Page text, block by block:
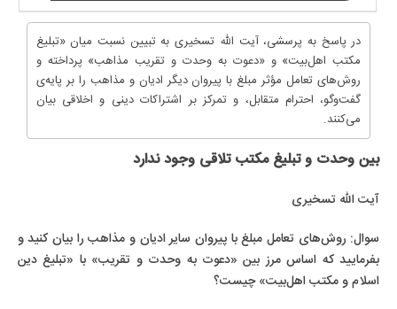
در پاسخ به پرسشی، آیت الله تسخیری به تبیین نسبت میان «تبلیغ
مکتب اهل‌بیت» و «دعوت به وحدت و تقریب مذاهب» پرداخته و
روش‌های تعامل مؤثر مبلغ با پیروان دیگر ادیان و مذاهب را بر پایه‌ی
گفت‌وگو، احترام متقابل، و تمرکز بر اشتراکات دینی و اخلاقی بیان
می‌کنند.
بین وحدت و تبلیغ مکتب تلاقی وجود ندارد
آیت الله تسخیری
سوال: روش‌های تعامل مبلغ با پیروان سایر ادیان و مذاهب را بیان کنید و
بفرمایید که اساس مرز بین «دعوت به وحدت و تقریب» با «تبلیغ دین
اسلام و مکتب اهل‌بیت» چیست؟